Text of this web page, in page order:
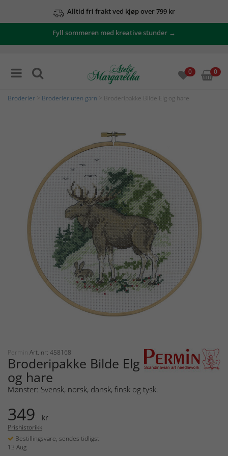
Alltid fri frakt ved kjøp over 799 kr
Fyll sommeren med kreative stunder →
0 0
Broderier Broderier uten garn > Broderipakke Bilde Elg og hare
Permin Art. nr: 458168
Broderipakke Bilde Elg
og hare
Mønster: Svensk, norsk, dansk, finsk og tysk.
349 kr
Prishistorikk
Bestillingsvare, sendes tidligst
13 Aug